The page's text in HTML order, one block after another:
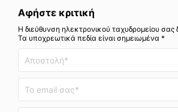
Αφήστε κριτική
Η διεύθυνση ηλεκτρονικού ταχυδρομείου σας
Τα υποχρεωτικά πεδία είναι σημειωμένα *